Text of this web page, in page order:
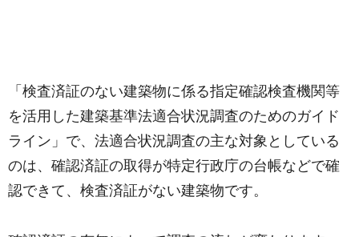
「検査済証のない建築物に係る指定確認検査機関等
を活用した建築基準法適合状況調査のためのガイド
ライン」で、法適合状況調査の主な対象としている
のは、確認済証の取得が特定行政庁の台帳などで確
認できて、検査済証がない建築物です。